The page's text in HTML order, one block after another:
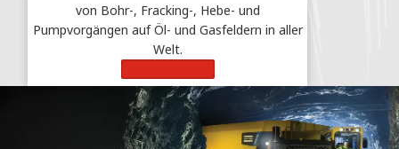
von Bohr-, Fracking-, Hebe- und
Pumpvorgängen auf Öl- und Gasfeldern in aller
Welt.